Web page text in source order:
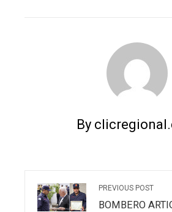
By
PREVIOUS POST
BOMBERO